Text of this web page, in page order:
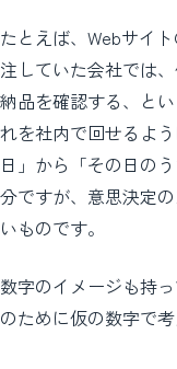
たとえば、Webサイ
注していた会社では
納品を確認する、と
れを社内で回せるよ
日」から「その日の
分ですが、意思決定
いものです。
数字のイメージも持
のために仮の数字で考